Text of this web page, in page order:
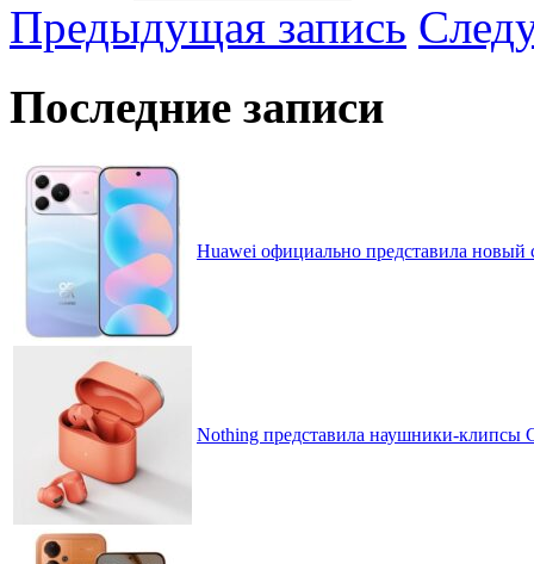
Предыдущая запись
Последние записи
Huawei официально представила
Nothing представила наушники-клипсы